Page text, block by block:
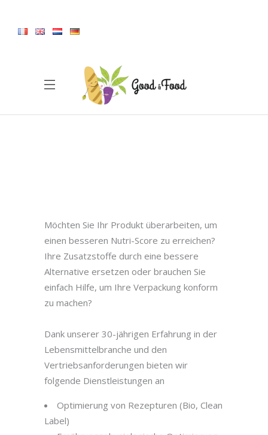
Möchten Sie Ihr Produkt überarbeiten, um
einen besseren Nutri-Score zu erreichen?
Ihre Zusatzstoffe durch eine bessere
Alternative ersetzen oder brauchen Sie
einfach Hilfe, um Ihre Verpackung konform
zu machen?
Dank unserer 30-jährigen Erfahrung in der
Lebensmittelbranche und den
Vertriebsanforderungen bieten wir
folgende Dienstleistungen an
Optimierung von Rezepturen (Bio, Clean
Label)